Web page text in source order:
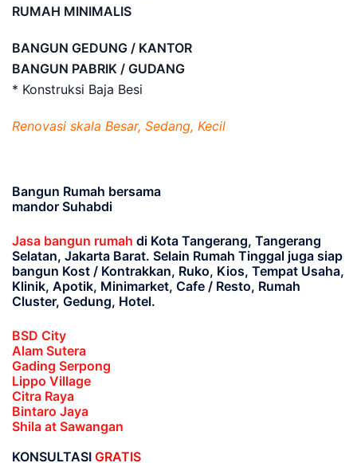
RUMAH MINIMALIS
BANGUN GEDUNG / KANTOR
BANGUN PABRIK / GUDANG
* Konstruksi Baja Besi
Renovasi skala Besar, Sedang, Kecil
Bangun Rumah bersama
mandor Suhabdi
Jasa bangun rumah di Kota Tangerang, Tangerang
Selatan, Jakarta Barat. Selain Rumah Tinggal juga siap
bangun Kost / Kontrakkan, Ruko, Kios, Tempat Usaha,
Klinik, Apotik, Minimarket, Cafe / Resto, Rumah
Cluster, Gedung, Hotel.
BSD City
Alam Sutera
Gading Serpong
Lippo Village
Citra Raya
Bintaro Jaya
Shila at Sawangan
KONSULTASI GRATIS